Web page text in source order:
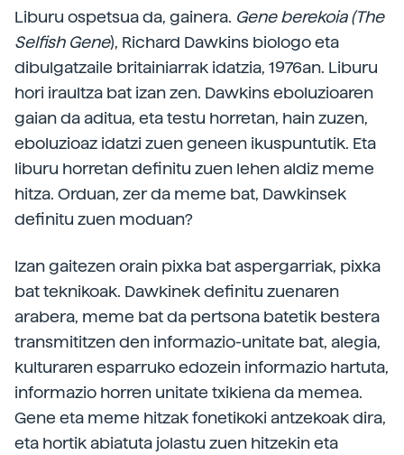
Liburu ospetsua da, gainera. Gene berekoia (The
Selfish Gene), Richard Dawkins biologo eta
dibulgatzaile britainiarrak idatzia, 1976an. Liburu
hori iraultza bat izan zen. Dawkins eboluzioaren
gaian da aditua, eta testu horretan, hain zuzen,
eboluzioaz idatzi zuen geneen ikuspuntutik. Eta
liburu horretan definitu zuen lehen aldiz meme
hitza. Orduan, zer da meme bat, Dawkinsek
definitu zuen moduan?
Izan gaitezen orain pixka bat aspergarriak, pixka
bat teknikoak. Dawkinek definitu zuenaren
arabera, meme bat da pertsona batetik bestera
transmititzen den informazio-unitate bat, alegia,
kulturaren esparruko edozein informazio hartuta,
informazio horren unitate txikiena da memea.
Gene eta meme hitzak fonetikoki antzekoak dira,
eta hortik abiatuta jolastu zuen hitzekin eta